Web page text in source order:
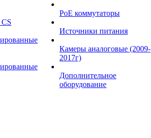
PoE коммутаторы
Источники питания
Камеры аналоговые (2009-
2017г)
Дополнительное
оборудование